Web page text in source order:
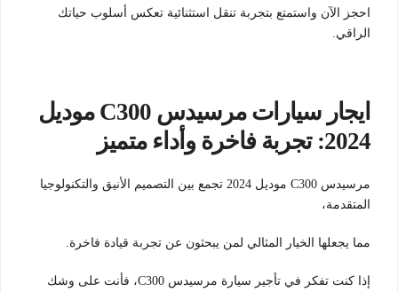
احجز الآن واستمتع بتجربة تنقل استثنائية تعكس أسلوب حياتك
الراقي.
ايجار سيارات مرسيدس C300 موديل
2024: تجربة فاخرة وأداء متميز
مرسيدس C300 موديل 2024 تجمع بين التصميم الأنيق والتكنولوجيا
المتقدمة،
مما يجعلها الخيار المثالي لمن يبحثون عن تجربة قيادة فاخرة.
إذا كنت تفكر في تأجير سيارة مرسيدس C300، فأنت على وشك